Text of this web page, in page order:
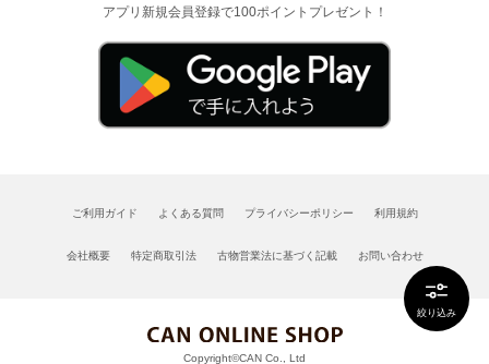
絞り込み
アプリ新規会員登録で100ポイントプレゼント！
ご利用ガイド よくある質問 プライバシーポリシー 利用規約
会社概要 特定商取引法 古物営業法に基づく記載 お問い合わせ
Copyright©CAN Co., Ltd